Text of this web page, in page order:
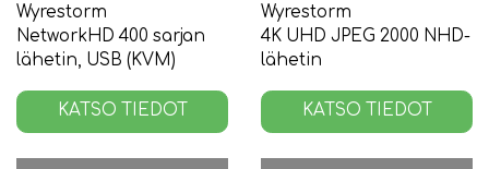
Wyrestorm
NetworkHD 400 sarjan
lähetin, USB (KVM)
KATSO TIEDOT
Wyrestorm
4K UHD JPEG 2000 NHD-
lähetin
KATSO TIEDOT